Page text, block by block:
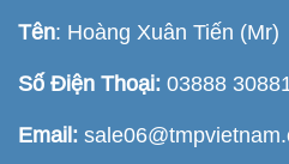
Tên: Hoàng Xuân Tiến (Mr)
Số Điện Thoại: 03888
Email: